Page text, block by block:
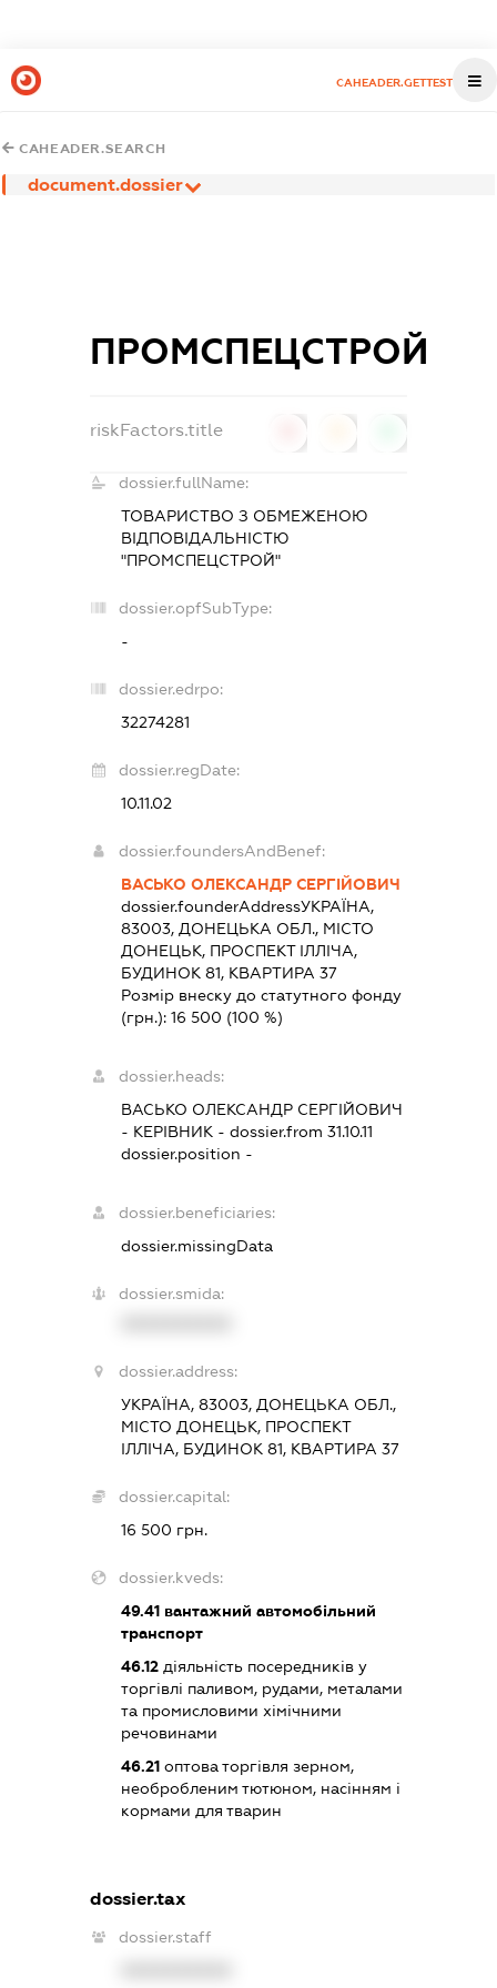
CAHEADER.GETTEST
CAHEADER.SEARCH
document.dossier
ПРОМСПЕЦСТРОЙ
riskFactors.title
dossier.fullName:
ТОВАРИСТВО З ОБМЕЖЕНОЮ
ВІДПОВІДАЛЬНІСТЮ
"ПРОМСПЕЦСТРОЙ"
dossier.opfSubType:
-
dossier.edrpo:
32274281
dossier.regDate:
10.11.02
dossier.foundersAndBenef:
ВАСЬКО ОЛЕКСАНДР СЕРГІЙОВИЧ
dossier.founderAddressУКРАЇНА,
83003, ДОНЕЦЬКА ОБЛ., МІСТО
ДОНЕЦЬК, ПРОСПЕКТ ІЛЛІЧА,
БУДИНОК 81, КВАРТИРА 37
Розмір внеску до статутного фонду
(грн.):16 500 (100 %)
dossier.heads:
ВАСЬКО ОЛЕКСАНДР СЕРГІЙОВИЧ
- КЕРІВНИК - dossier.from 31.10.11
dossier.position -
dossier.beneficiaries:
dossier.missingData
dossier.smida:
dossier.address:
УКРАЇНА, 83003, ДОНЕЦЬКА ОБЛ.,
МІСТО ДОНЕЦЬК, ПРОСПЕКТ
ІЛЛІЧА, БУДИНОК 81, КВАРТИРА 37
dossier.capital:
16 500 грн.
dossier.kveds:
49.41 вантажний автомобільний
транспорт
46.12 діяльність посередників у
торгівлі паливом, рудами, металами
та промисловими хімічними
речовинами
46.21 оптова торгівля зерном,
необробленим тютюном, насінням і
кормами для тварин
dossier.tax
dossier.staff